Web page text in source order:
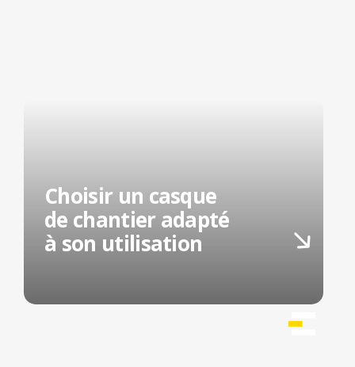
Choisir un casque
de chantier adapté
à son utilisation